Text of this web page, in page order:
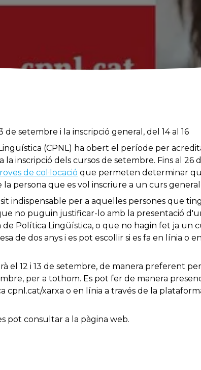
de setembre i la inscripció general, del 14 al 16
(CPNL) ha obert el període per
la inscripció dels cursos de setembre. Fins al 26
de col·locació que permeten determinar
persona que es vol inscriure a un curs general
indispensable per a aquelles persones que
no puguin justificar-lo amb la presentació
Política Lingüística, o que no hagin fet ja un
de dos anys i es pot escollir si es fa en línia o
el 12 i 13 de setembre, de manera preferent
per a tothom. Es pot fer de manera
xarxa o en línia a través de la
pot consultar a la pàgina web.